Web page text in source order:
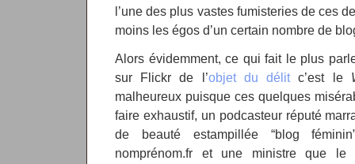
l’une des plus vastes fumisteries de ces
moins les égos d’un certain nombre de
Alors évidemment, ce qui fait le plus
sur Flickr de l’objet du délitc’est le
malheureux puisque ces quelques
faire exhaustif, un podcasteur réputé
de beauté estampillée “blog
nomprénom.fr et une ministre que